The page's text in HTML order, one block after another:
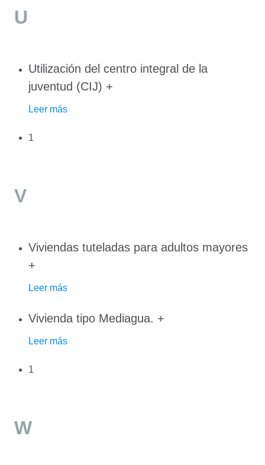
U
Utilización del centro integral de la
juventud (CIJ) +
Leer más
1
V
Viviendas tuteladas para adultos mayores
+
Leer más
Vivienda tipo Mediagua. +
Leer más
1
W